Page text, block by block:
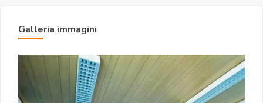
Galleria immagini